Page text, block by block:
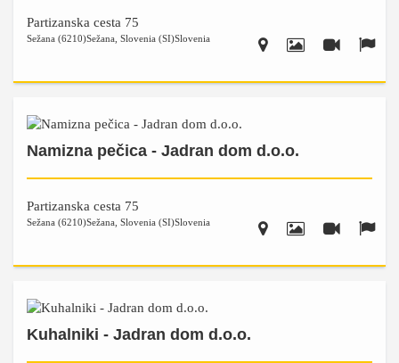
Partizanska cesta 75
Sežana (6210)Sežana Slovenia (SI)Slovenia
Namizna pečica - Jadran dom d.o.o.
Partizanska cesta 75
Sežana (6210)Sežana Slovenia (SI)Slovenia
Kuhalniki - Jadran dom d.o.o.